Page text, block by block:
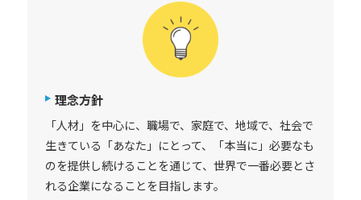
理念方針
「人材」を中心に、職場で、家庭で、地域で、社会で
生きている「あなた」にとって、「本当に」必要なも
のを提供し続けることを通じて、世界で一番必要とさ
れる企業になることを目指します。